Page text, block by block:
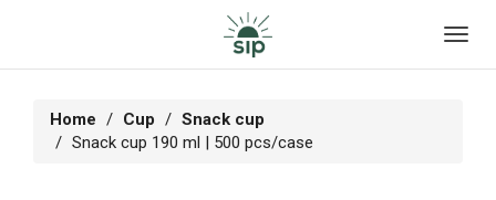
Home Cup
Snack cup
Snack cup 190 ml | 500 pcs/case